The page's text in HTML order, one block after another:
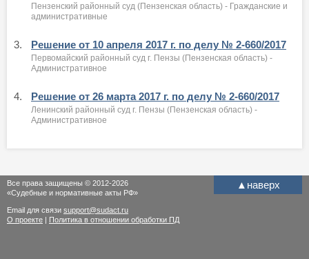
Пензенский районный суд (Пензенская область) - Гражданские и
административные
3. Решение от 10 апреля 2017 г. по делу № 2-660/2017
Первомайский районный суд г. Пензы (Пензенская область) -
Административное
4. Решение от 26 марта 2017 г. по делу № 2-660/2017
Ленинский районный суд г. Пензы (Пензенская область) -
Административное
▲ наверх
Все права защищены © 2012-2026
«Судебные и нормативные акты РФ»
Email для связи support@sudact.ru
О проекте | Политика в отношении обработки ПД